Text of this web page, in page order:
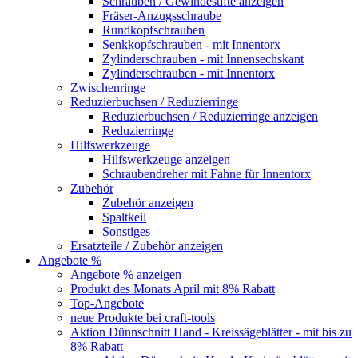
Fräser-Anzugsschraube
Rundkopfschrauben
Senkkopfschrauben - mit Innentorx
Zylinderschrauben - mit Innensechskant
Zylinderschrauben - mit Innentorx
Zwischenringe
Reduzierbuchsen / Reduzierringe
Reduzierbuchsen / Reduzierringe anzeigen
Reduzierringe
Hilfswerkzeuge
Hilfswerkzeuge anzeigen
Schraubendreher mit Fahne für Innentorx
Zubehör
Zubehör anzeigen
Spaltkeil
Sonstiges
Ersatzteile / Zubehör anzeigen
Angebote %
Angebote % anzeigen
Produkt des Monats April mit 8% Rabatt
Top-Angebote
neue Produkte bei craft-tools
Aktion Dünnschnitt Hand - Kreissägeblätter - mit bis zu
8% Rabatt